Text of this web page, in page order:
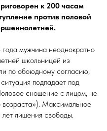
к 200 часам
против половой
мужчина неоднократно
школьницей из
по обоюдному согласию,
подпадает под
сношение с лицом, не
возраста»). Максимальное
лишения свободы.